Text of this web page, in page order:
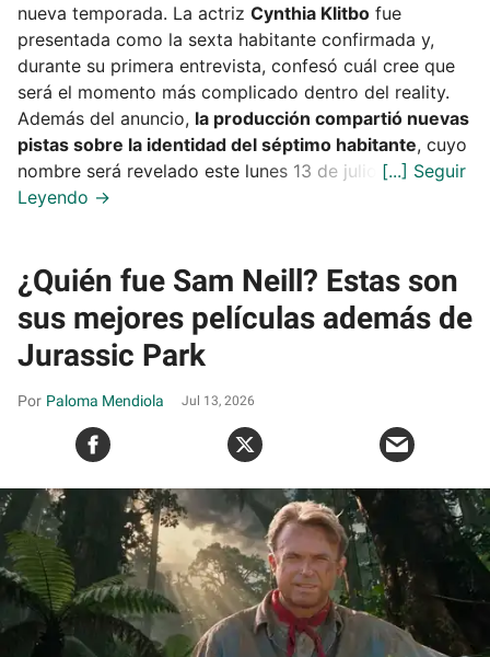
nueva temporada. La actriz Cynthia Klitbo fue
presentada como la sexta habitante confirmada y,
durante su primera entrevista, confesó cuál cree que
será el momento más complicado dentro del reality.
Además del anuncio, la producción compartió nuevas
pistas sobre la identidad del séptimo habitante, cuyo
nombre será revelado este lunes 13 de julio.
¿Quién fue Sam Neill? Estas son
sus mejores películas además de
Jurassic Park
Paloma Mendiola Jul 13, 2026